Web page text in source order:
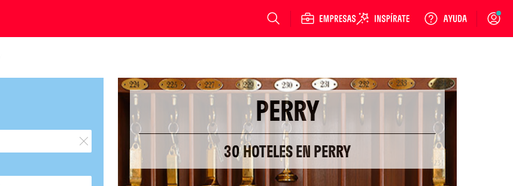
Login
PERRY
30 HOTELES EN PERRY